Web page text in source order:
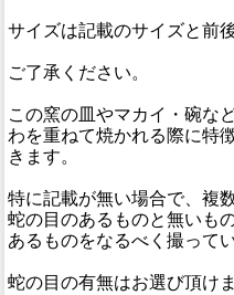
サイズは記載のサイズと前
ご了承ください。
この窯の皿やマカイ・碗な
わを重ねて焼かれる際に特
きます。
特に記載が無い場合で、複
蛇の目のあるものと無いも
あるものをなるべく撮って
蛇の目の有無はお選び頂けま